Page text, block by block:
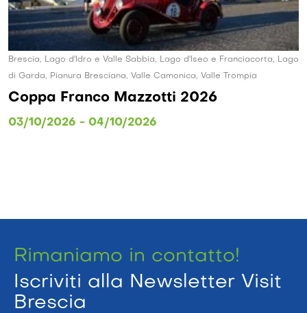
Brescia, Lago d'Idro e Valle Sabbia, Lago d'Iseo e Franciacorta, Lago
di Garda, Pianura Bresciana, Valle Camonica, Valle Trompia
Coppa Franco Mazzotti 2026
03/10/2026 - 04/10/2026
Rimaniamo in contatto!
Iscriviti alla Newsletter Visit
Brescia